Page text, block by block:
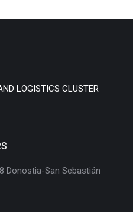
LOGISTICS CLUSTER
Donostia-San Sebastián